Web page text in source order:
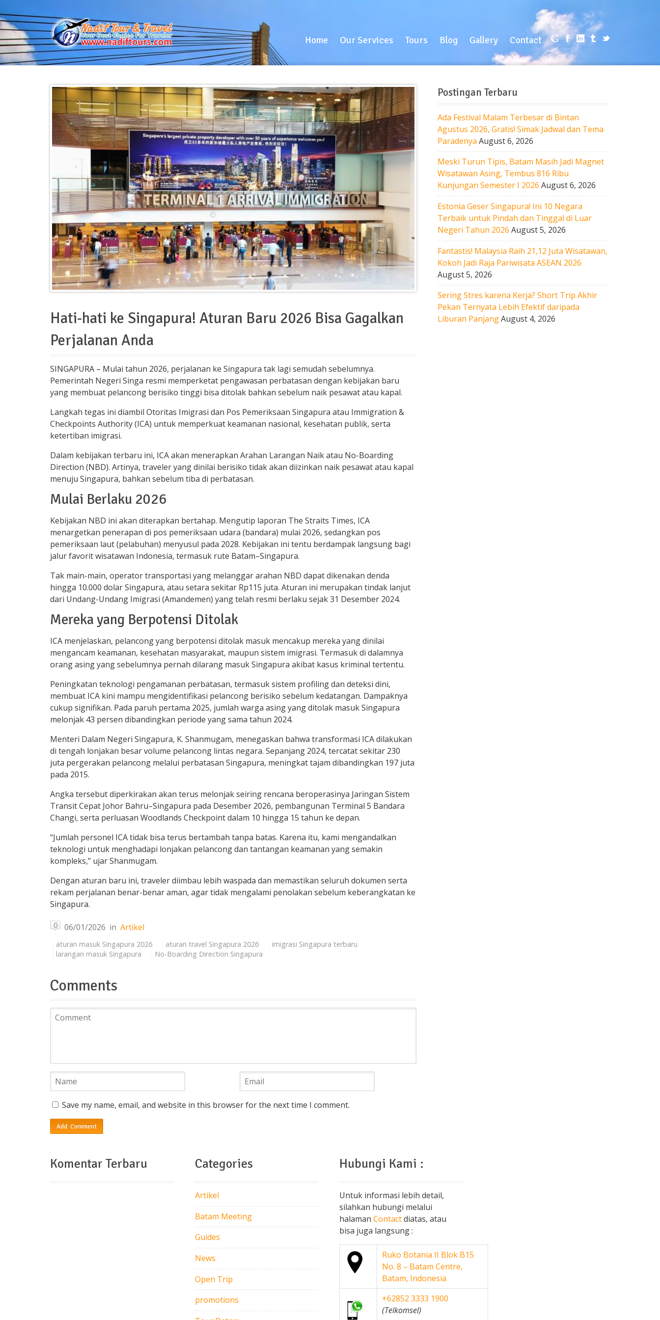
Home
Home Our Services
Our Services Tours
Tours Blog
Blog Gallery
Gallery Contact
Contact
Hati-hati ke Singapura! Aturan Baru 2026 Bisa Gagalkan
Perjalanan Anda
SINGAPURA – Mulai tahun 2026, perjalanan ke Singapura tak lagi semudah sebelumnya.
Pemerintah Negeri Singa resmi memperketat pengawasan perbatasan dengan kebijakan baru
yang membuat pelancong berisiko tinggi bisa ditolak bahkan sebelum naik pesawat atau kapal.
Langkah tegas ini diambil Otoritas Imigrasi dan Pos Pemeriksaan Singapura atau Immigration &
Checkpoints Authority (ICA) untuk memperkuat keamanan nasional, kesehatan publik, serta
ketertiban imigrasi.
Dalam kebijakan terbaru ini, ICA akan menerapkan Arahan Larangan Naik atau No-Boarding
Direction (NBD). Artinya, traveler yang dinilai berisiko tidak akan diizinkan naik pesawat atau kapal
menuju Singapura, bahkan sebelum tiba di perbatasan.
Mulai Berlaku 2026
Kebijakan NBD ini akan diterapkan bertahap. Mengutip laporan The Straits Times, ICA
menargetkan penerapan di pos pemeriksaan udara (bandara) mulai 2026, sedangkan pos
pemeriksaan laut (pelabuhan) menyusul pada 2028. Kebijakan ini tentu berdampak langsung bagi
jalur favorit wisatawan Indonesia, termasuk rute Batam–Singapura.
Tak main-main, operator transportasi yang melanggar arahan NBD dapat dikenakan denda
hingga 10.000 dolar Singapura, atau setara sekitar Rp115 juta. Aturan ini merupakan tindak lanjut
dari Undang-Undang Imigrasi (Amandemen) yang telah resmi berlaku sejak 31 Desember 2024.
Mereka yang Berpotensi Ditolak
ICA menjelaskan, pelancong yang berpotensi ditolak masuk mencakup mereka yang dinilai
mengancam keamanan, kesehatan masyarakat, maupun sistem imigrasi. Termasuk di dalamnya
orang asing yang sebelumnya pernah dilarang masuk Singapura akibat kasus kriminal tertentu.
Peningkatan teknologi pengamanan perbatasan, termasuk sistem profiling dan deteksi dini,
membuat ICA kini mampu mengidentifikasi pelancong berisiko sebelum kedatangan. Dampaknya
cukup signifikan. Pada paruh pertama 2025, jumlah warga asing yang ditolak masuk Singapura
melonjak 43 persen dibandingkan periode yang sama tahun 2024.
Menteri Dalam Negeri Singapura, K. Shanmugam, menegaskan bahwa transformasi ICA dilakukan
di tengah lonjakan besar volume pelancong lintas negara. Sepanjang 2024, tercatat sekitar 230
juta pergerakan pelancong melalui perbatasan Singapura, meningkat tajam dibandingkan 197 juta
pada 2015.
Angka tersebut diperkirakan akan terus melonjak seiring rencana beroperasinya Jaringan Sistem
Transit Cepat Johor Bahru–Singapura pada Desember 2026, pembangunan Terminal 5 Bandara
Changi, serta perluasan Woodlands Checkpoint dalam 10 hingga 15 tahun ke depan.
“Jumlah personel ICA tidak bisa terus bertambah tanpa batas. Karena itu, kami mengandalkan
teknologi untuk menghadapi lonjakan pelancong dan tantangan keamanan yang semakin
kompleks,” ujar Shanmugam.
Dengan aturan baru ini, traveler diimbau lebih waspada dan memastikan seluruh dokumen serta
rekam perjalanan benar-benar aman, agar tidak mengalami penolakan sebelum keberangkatan ke
Singapura.
0 06/01/2026 in Artikel
aturan masuk Singapura 2026 aturan travel Singapura 2026
imigrasi Singapura terbaru
larangan masuk Singapura
No-Boarding Direction Singapura
Comments
Save my name, email, and website in this browser for the next time I comment.
Postingan Terbaru
Ada Festival Malam Terbesar di Bintan
Agustus 2026, Gratis! Simak Jadwal dan Tema
Paradenya August 6, 2026
Meski Turun Tipis, Batam Masih Jadi Magnet
Wisatawan Asing, Tembus 816 Ribu
Kunjungan Semester I 2026 August 6, 2026
Estonia Geser Singapura! Ini 10 Negara
Terbaik untuk Pindah dan Tinggal di Luar
Negeri Tahun 2026 August 5, 2026
Fantastis! Malaysia Raih 21,12 Juta Wisatawan,
Kokoh Jadi Raja Pariwisata ASEAN 2026
August 5, 2026
Sering Stres karena Kerja? Short Trip Akhir
Pekan Ternyata Lebih Efektif daripada
Liburan PanjangAugust 4, 2026
Komentar Terbaru Categories
Artikel
Batam Meeting
Guides
News
Open Trip
promotions
Hubungi Kami :
Untuk informasi lebih detail,
silahkan hubungi melalui
halamanContactdiatas, atau
bisa juga langsung :
Ruko Botania II Blok B15
No. 8 – Batam Centre,
Batam, Indonesia
+62852 3333 1900
(Telkomsel)